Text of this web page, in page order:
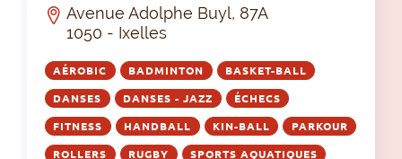
Avenue Adolphe Buyl, 87A
1050 - Ixelles
AÉROBIC BADMINTON BASKET-BALL
DANSES DANSES - JAZZ ÉCHECS
FITNESS HANDBALL KIN-BALL PARKOUR
ROLLERS RUGBY SPORTS AQUATIQUES